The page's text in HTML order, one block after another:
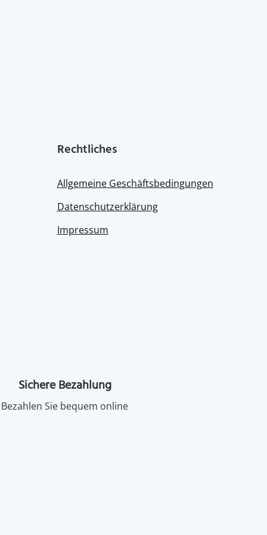
Rechtliches
Allgemeine Geschäftsbedingungen
Datenschutzerklärung
Impressum
Sichere Bezahlung
Bezahlen Sie bequem online